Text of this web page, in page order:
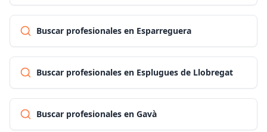
Buscar profesionales en Esparreguera
Buscar profesionales en Esplugues de Llobregat
Buscar profesionales en Gavà